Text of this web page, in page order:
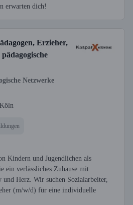
erwarten dich!
Erzieher,
Netzwerke
Kindern und Jugendlichen als
ein verlässliches Zuhause mit
und Herz. Wir suchen Sozialarbeiter,
(m/w/d) für eine individuelle